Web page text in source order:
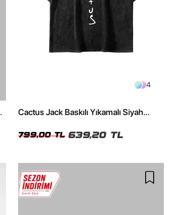
4
Cactus Jack Baskılı Yıkamalı Siyah
799,00 TL 639,20 TL